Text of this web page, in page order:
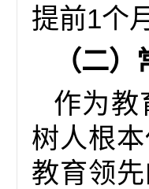
提前1个
（二
作为教
树人根
教育领